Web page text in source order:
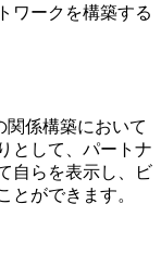
ワークを構築する
関係構築において
として、パートナ
自らを表示し、ビ
とができます。